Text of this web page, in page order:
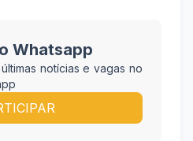
Whatsapp
notícias e vagas no